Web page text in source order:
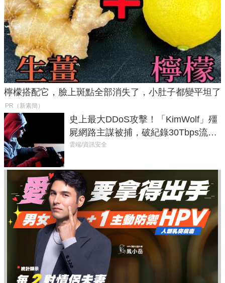
檸檬搭配它，臉上斑點全部消失了，小肚子都變平坦了
PR（新素簡）
史上最大DDoS攻擊！「KimWolf」殭
屍網路主謀被捕，破紀錄30Tbps流量
癱瘓全球！
雲端/資訊安全